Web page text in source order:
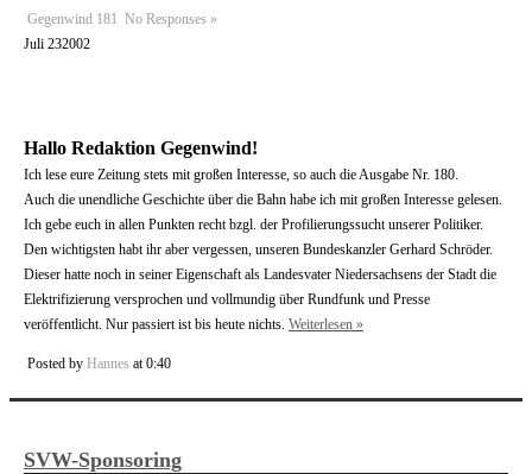
Gegenwind 181 No Responses »
Juli 232002
Hallo Redaktion Gegenwind!
Ich lese eure Zeitung stets mit großen Interesse, so auch die Ausgabe Nr. 180.
Auch die unendliche Geschichte über die Bahn habe ich mit großen Interesse gelesen.
Ich gebe euch in allen Punkten recht bzgl. der Profilierungssucht unserer Politiker.
Den wichtigsten habt ihr aber vergessen, unseren Bundeskanzler Gerhard Schröder.
Dieser hatte noch in seiner Eigenschaft als Landesvater Niedersachsens der Stadt die
Elektrifizierung versprochen und vollmundig über Rundfunk und Presse
veröffentlicht. Nur passiert ist bis heute nichts. Weiterlesen »
Posted by Hannes at 0:40
SVW-Sponsoring